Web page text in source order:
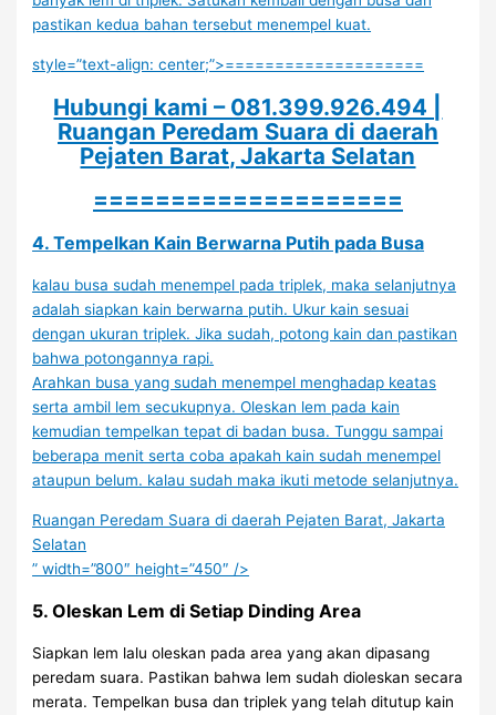
pastikan kedua bahan tersebut menempel kuat.
style=”text-align: center;”>====================
Hubungi kami – 081.399.926.494 |
Ruangan Peredam Suara di daerah
Pejaten Barat, Jakarta Selatan
====================
4. Tempelkan Kain Berwarna Putih pada Busa
kalau busa sudah menempel pada triplek, maka selanjutnya
adalah siapkan kain berwarna putih. Ukur kain sesuai
dengan ukuran triplek. Jika sudah, potong kain dan pastikan
bahwa potongannya rapi.
Arahkan busa yang sudah menempel menghadap keatas
serta ambil lem secukupnya. Oleskan lem pada kain
kemudian tempelkan tepat di badan busa. Tunggu sampai
beberapa menit serta coba apakah kain sudah menempel
ataupun belum. kalau sudah maka ikuti metode selanjutnya.
Ruangan Peredam Suara di daerah Pejaten Barat, Jakarta
Selatan
” width=”800″ height=”450″ />
5. Oleskan Lem di Setiap Dinding Area
Siapkan lem lalu oleskan pada area yang akan dipasang
peredam suara. Pastikan bahwa lem sudah dioleskan secara
merata. Tempelkan busa dan triplek yang telah ditutup kain